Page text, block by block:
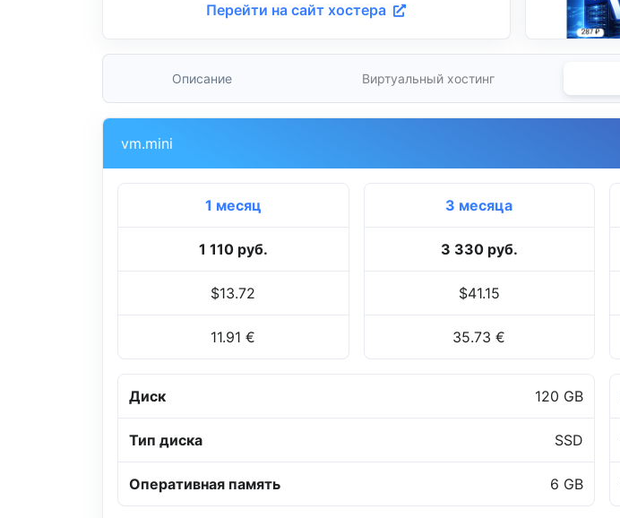
Перейти на сайт хостера
Описание Виртуальный хостинг
vm.mini
1 месяц
1 110 руб.
$13.72
11.91 €
3 месяца
3 330 руб.
$41.15
35.73 €
Диск 120 GB
Тип диска SSD
Оперативная память 6 GB